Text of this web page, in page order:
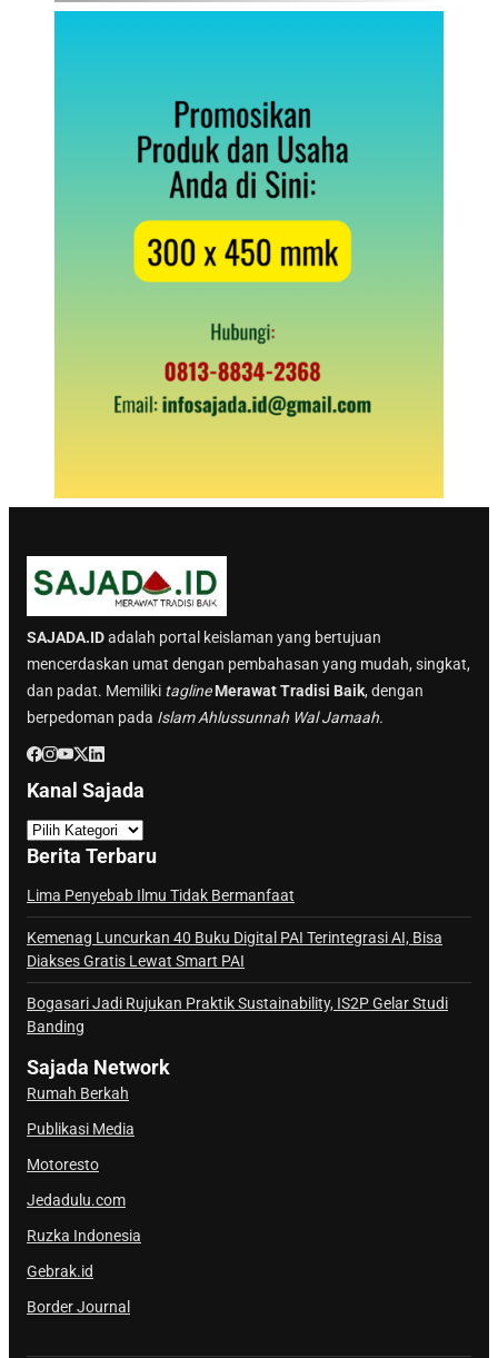
SAJADA.IDadalah portal keislaman yang bertujuan
mencerdaskan umat dengan pembahasan yang mudah, singkat,
dan padat. Memiliki tagline Merawat Tradisi Baik, dengan
berpedoman pada Islam Ahlussunnah Wal Jamaah.
Kanal Sajada
K
a
n
a
l
S
j
a
d
Berita Terbaru
Lima Penyebab Ilmu Tidak Bermanfaat
Kemenag Luncurkan 40 Buku Digital PAI Terintegrasi AI, Bisa
Diakses Gratis Lewat Smart PAI
Bogasari Jadi Rujukan Praktik Sustainability, IS2P Gelar Studi
Banding
Sajada Network
Rumah Berkah
Publikasi Media
Motoresto
Jedadulu.com
Ruzka Indonesia
Gebrak.id
Border Journal